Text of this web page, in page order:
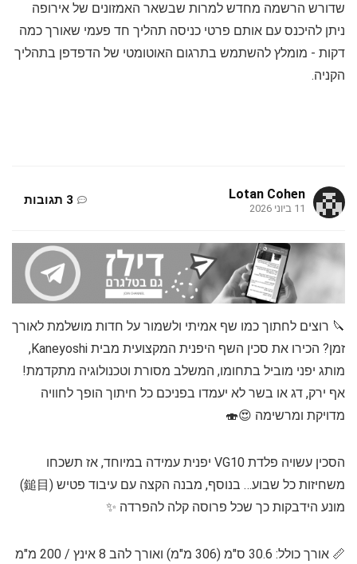
שדורש הרשמה מחדש למרות שבשאר האמזונים של אירופה
ניתן להיכנס עם אותם פרטי כניסה תהליך חד פעמי שאורך כמה
דקות - מומלץ להשתמש בתרגום האוטומטי של הדפדפן בתהליך
הקניה.
Lotan Cohen
11 ביוני 2026
3 תגובות
🔪 רוצים לחתוך כמו שף אמיתי ולשמור על חדות מושלמת לאורך
זמן? הכירו את סכין השף היפנית המקצועית מבית Kaneyoshi,
מותג יפני מוביל בתחומו, המשלב מסורת וטכנולוגיה מתקדמת!
אף ירק, דג או בשר לא יעמדו בפניכם כל חיתוך הופך לחוויה
מדויקת ומרשימה 😍🍣
הסכין עשויה פלדת VG10 יפנית עמידה במיוחד, אז תשכחו
משחיזות כל שבוע… בנוסף, מבנה הקצה עם עיבוד פטיש (鎚目)
מונע הידבקות כך שכל פרוסה קלה להפרדה ✨
📏 אורך כולל: 30.6 ס"מ (306 מ"מ) ואורך להב 8 אינץ / 200 מ"מ